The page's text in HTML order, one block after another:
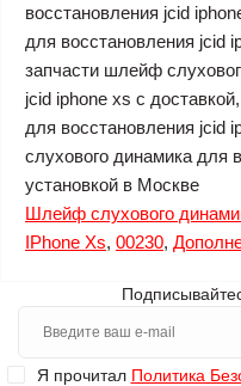
восстановления jcid
для восстановления jcid
запчасти шлейф
jcid iphone xs с
для восстановления jcid
слухового динамика для
установкой в Москве
Шлейф слухового
IPhone Xs, 00230,
Я прочитал Политика